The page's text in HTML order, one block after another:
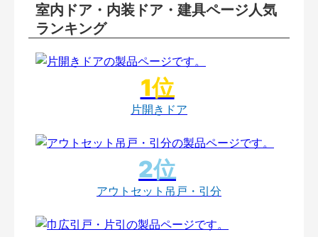
室内ドア・内装ドア・建具ページ人気
ランキング
片開きドア
アウトセット吊戸・引分